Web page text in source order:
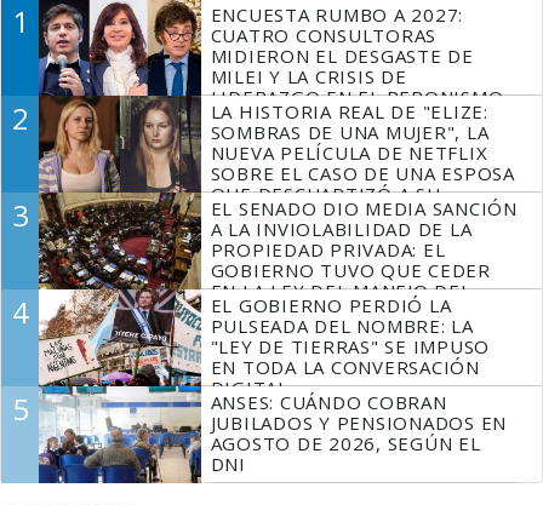
1
ENCUESTA RUMBO A 2027:
CUATRO CONSULTORAS
MIDIERON EL DESGASTE DE
MILEI Y LA CRISIS DE
LIDERAZGO EN EL PERONISMO
2
LA HISTORIA REAL DE "ELIZE:
SOMBRAS DE UNA MUJER", LA
NUEVA PELÍCULA DE NETFLIX
SOBRE EL CASO DE UNA ESPOSA
QUE DESCUARTIZÓ A SU
MARIDO
3
EL SENADO DIO MEDIA SANCIÓN
A LA INVIOLABILIDAD DE LA
PROPIEDAD PRIVADA: EL
GOBIERNO TUVO QUE CEDER
EN LA LEY DEL MANEJO DEL
FUEGO
4
EL GOBIERNO PERDIÓ LA
PULSEADA DEL NOMBRE: LA
"LEY DE TIERRAS" SE IMPUSO
EN TODA LA CONVERSACIÓN
DIGITAL
5
ANSES: CUÁNDO COBRAN
JUBILADOS Y PENSIONADOS EN
AGOSTO DE 2026, SEGÚN EL
DNI